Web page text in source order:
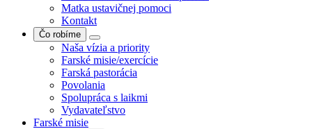
Matka ustavičnej pomoci
Kontakt
Čo robíme
Naša vízia a priority
Farské misie/exercície
Farská pastorácia
Povolania
Spolupráca s laikmi
Vydavateľstvo
Farské misie